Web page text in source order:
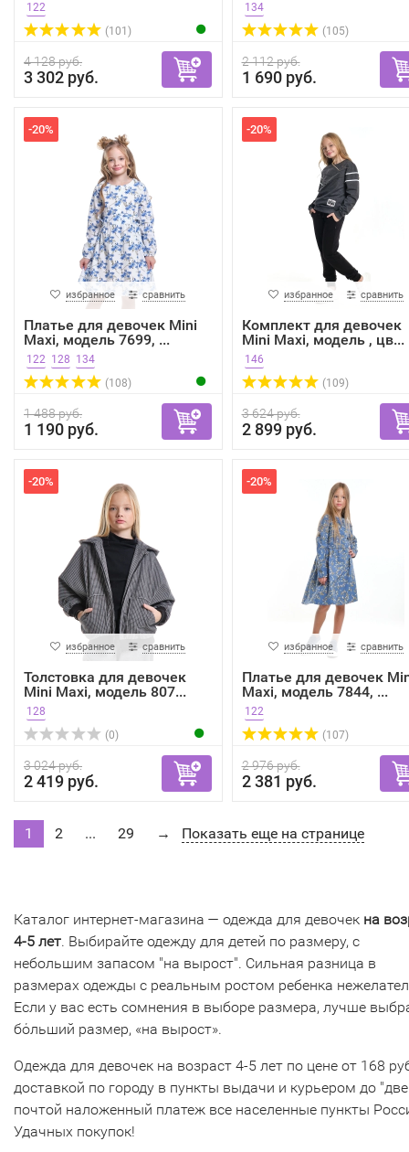
122
(101)
4 128 руб.
3 302 руб.
134
(105)
2 112 руб.
1 690 руб.
-20%
избранное сравнить
Платье для девочек Mini
Maxi, модель 7699, ...
122 128 134
(108)
1 488 руб.
1 190 руб.
-20%
избранное сравнить
Комплект для девочек
Mini Maxi, модель , цв...
146
(109)
3 624 руб.
2 899 руб.
-20%
избранное сравнить
Толстовка для девочек
Mini Maxi, модель 807...
128
(0)
3 024 руб.
2 419 руб.
-20%
избранное сравнить
Платье для девочек
Maxi, модель 7844, ...
122
(107)
2 976 руб.
2 381 руб.
1 2 ... 29 → Показать еще на странице
Каталог интернет-магазина — одежда для девочек на
4-5 лет. Выбирайте одежду для детей по размеру, с
небольшим запасом "на вырост". Сильная разница в
размерах одежды с реальным ростом ребенка
Если у вас есть сомнения в выборе размера, лучше
бόльший размер, «на вырост».
Одежда для девочек на возраст 4-5 лет по цене от 168
доставкой по городу в пункты выдачи и курьером до
почтой наложенный платеж все населенные пункты
Удачных покупок!